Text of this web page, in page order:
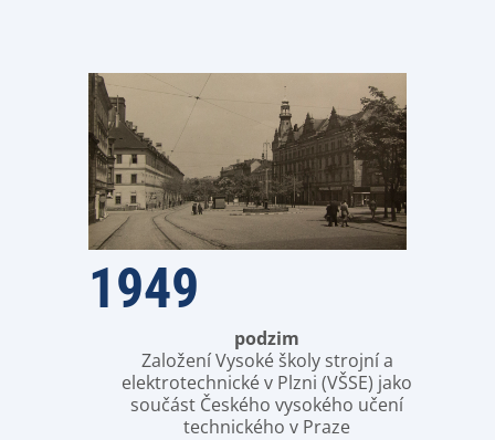
1949
podzim
Založení Vysoké školy strojní a
elektrotechnické v Plzni (VŠSE) jako
součást Českého vysokého učení
technického v Praze